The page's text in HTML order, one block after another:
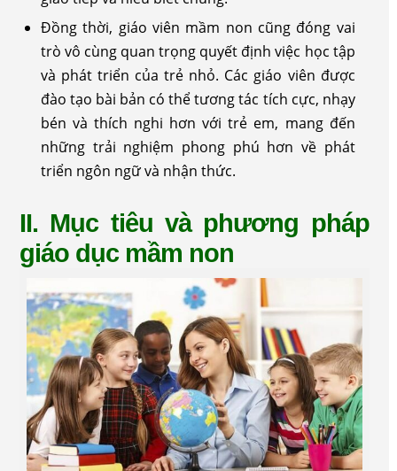
Đồng thời, giáo viên mầm non cũng đóng vai
trò vô cùng quan trọng quyết định việc học tập
và phát triển của trẻ nhỏ. Các giáo viên được
đào tạo bài bản có thể tương tác tích cực, nhạy
bén và thích nghi hơn với trẻ em, mang đến
những trải nghiệm phong phú hơn về phát
triển ngôn ngữ và nhận thức.
II. Mục tiêu và phương pháp
giáo dục mầm non